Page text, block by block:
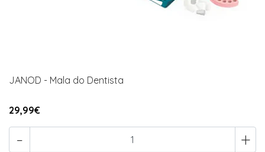
JANOD - Mala do Dentista
29,99€
- +